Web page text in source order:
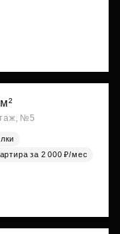
№5
за 2 000 ₽/мес